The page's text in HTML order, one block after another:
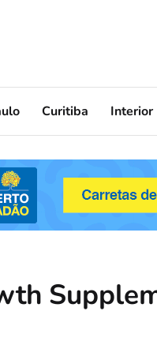
Curitiba Interior